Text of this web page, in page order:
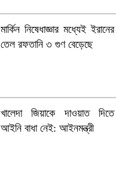
মার্কিন নিষেধাজ্ঞার মধ্যেই ইরানের
তেল রফতানি ৩ গুণ বেড়েছে
খালেদা জিয়াকে দাওয়াত দিতে
আইনি বাধা নেই: আইনমন্ত্রী